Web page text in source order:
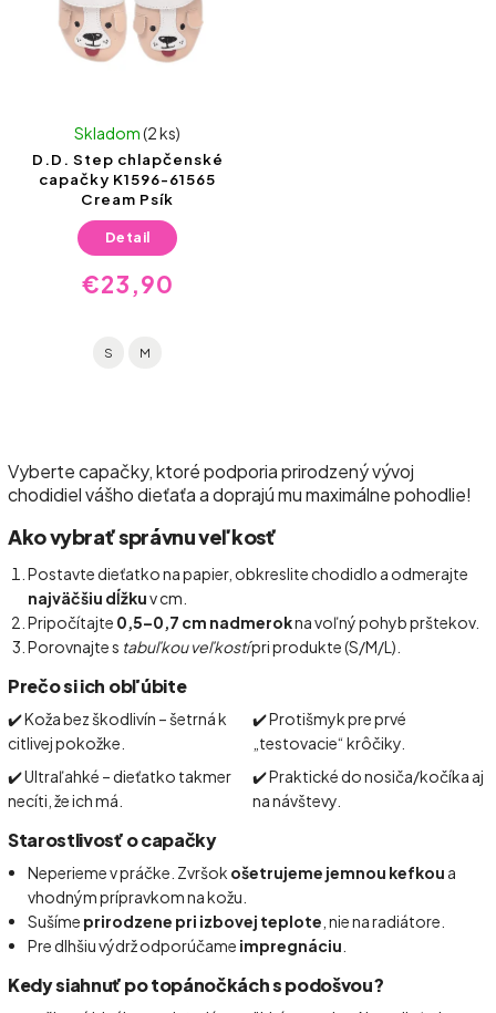
D.D. Step chlapčenské
capačky K1596-61565
Cream Psík
Skladom(2 ks)
€23,90
Detail
S M
Vyberte capačky, ktoré podporia prirodzený vývoj
chodidiel vášho dieťaťa a doprajú mu maximálne pohodlie!
Ako vybrať správnu veľkosť
Postavte dieťatko na papier, obkreslite chodidlo a odmerajte
najväčšiu dĺžkuv cm.
Pripočítajte 0,5–0,7 cm nadmerokna voľný pohyb prštekov.
Porovnajte s tabuľkou veľkostípri produkte (S/M/L).
Prečo si ich obľúbite
✔️ Koža bez škodlivín – šetrná k
citlivej pokožke.
✔️ Protišmyk pre prvé
„testovacie“ krôčiky.
✔️ Ultraľahké – dieťatko takmer
necíti, že ich má.
✔️ Praktické do nosiča/kočíka aj
na návštevy.
Starostlivosť o capačky
Neperieme v práčke. Zvršok ošetrujeme jemnou kefkou a
vhodným prípravkom na kožu.
Sušíme prirodzene pri izbovej teplote , nie na radiátore.
Pre dlhšiu výdrž odporúčame impregnáciu
Kedy siahnuť po topánočkách s podošvou?